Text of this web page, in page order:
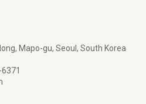
Mapo-gu, Seoul, South Korea